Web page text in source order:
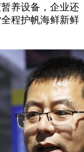
养设备，企业还
程护帆海鲜新鲜